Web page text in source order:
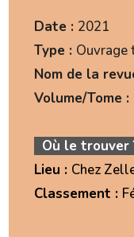
Date : 2021
Type : Ouvrage
Nom de la
Volume/Tome :
Où le trouver
Lieu : Chez
Classement :